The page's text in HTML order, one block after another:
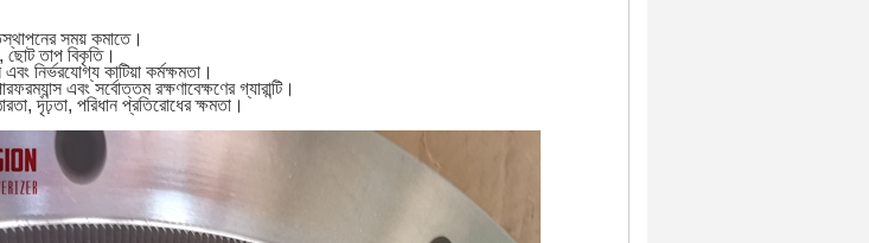
সময় কমাতে।
ছোট তাপ বিকৃতি।
নির্ভরযোগ্য কাটিয়া কর্মক্ষমতা।
এবং সর্বোত্তম রক্ষণাবেক্ষণের গ্যারান্টি।
দৃঢ়তা, পরিধান প্রতিরোধের ক্ষমতা।